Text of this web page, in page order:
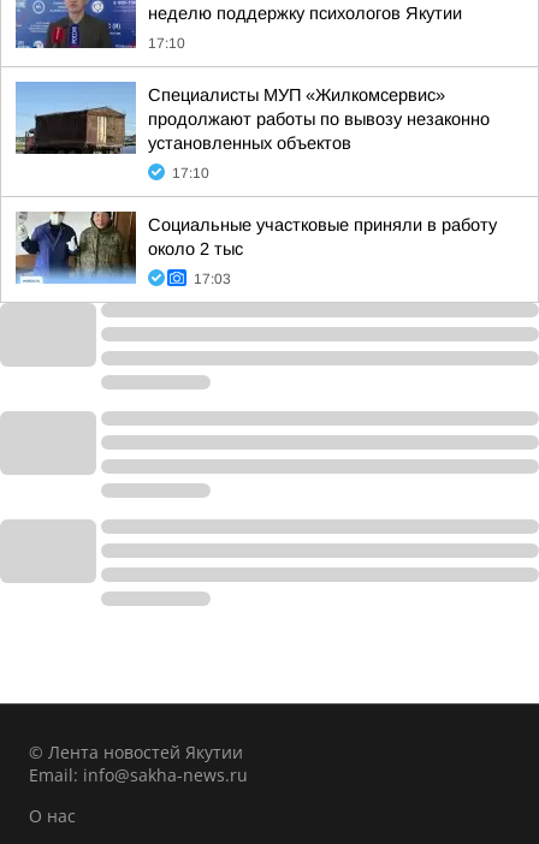
неделю поддержку психологов Якутии
17:10
Специалисты МУП «Жилкомсервис»
продолжают работы по вывозу незаконно
установленных объектов
17:10
Социальные участковые приняли в работу
около 2 тыс
17:03
© Лента новостей Якутии
Email: info@sakha-news.ru
О нас